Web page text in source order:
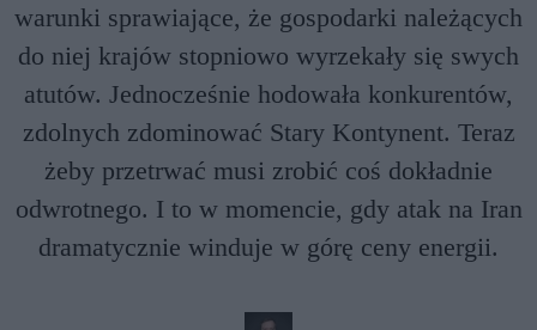
warunki sprawiające, że gospodarki należących
do niej krajów stopniowo wyrzekały się swych
atutów. Jednocześnie hodowała konkurentów,
zdolnych zdominować Stary Kontynent. Teraz
żeby przetrwać musi zrobić coś dokładnie
odwrotnego. I to w momencie, gdy atak na Iran
dramatycznie winduje w górę ceny energii.